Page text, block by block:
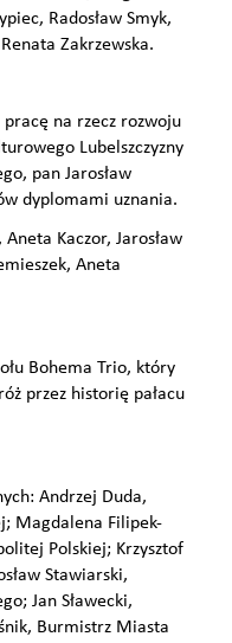
Radosław Smyk,
Zakrzewska.
na rzecz rozwoju
Lubelszczyzny
pan Jarosław
dyplomami uznania.
Kaczor, Jarosław
Aneta
Bohema Trio, który
przez historię pałacu
Andrzej Duda,
Magdalena Filipek-
Polskiej; Krzysztof
Stawiarski,
Jan Sławecki,
Burmistrz Miasta